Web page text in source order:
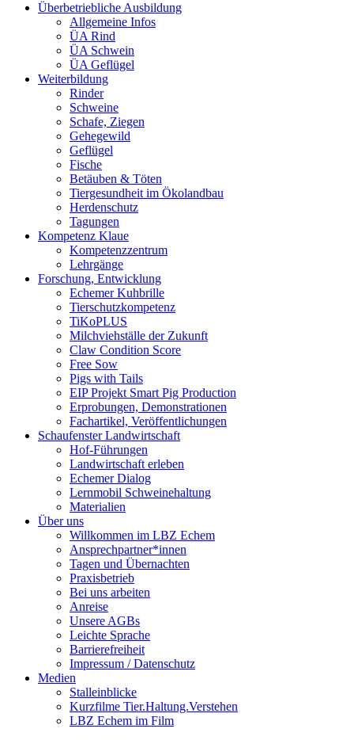
Überbetriebliche Ausbildung
Allgemeine Infos
ÜA Rind
ÜA Schwein
ÜA Geflügel
Weiterbildung
Rinder
Schweine
Schafe, Ziegen
Gehegewild
Geflügel
Fische
Betäuben & Töten
Tiergesundheit im Ökolandbau
Herdenschutz
Tagungen
Kompetenz Klaue
Kompetenzzentrum
Lehrgänge
Forschung, Entwicklung
Echemer Kuhbrille
Tierschutzkompetenz
TiKoPLUS
Milchviehställe der Zukunft
Claw Condition Score
Free Sow
Pigs with Tails
EIP Projekt Smart Pig Production
Erprobungen, Demonstrationen
Fachartikel, Veröffentlichungen
Schaufenster Landwirtschaft
Hof-Führungen
Landwirtschaft erleben
Echemer Dialog
Lernmobil Schweinehaltung
Materialien
Über uns
Willkommen im LBZ Echem
Ansprechpartner*innen
Tagen und Übernachten
Praxisbetrieb
Bei uns arbeiten
Anreise
Unsere AGBs
Leichte Sprache
Barrierefreiheit
Impressum / Datenschutz
Medien
Stalleinblicke
Kurzfilme Tier.Haltung.Verstehen
LBZ Echem im Film